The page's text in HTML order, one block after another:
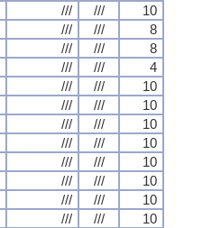
/// ///
10
/// ///
8
/// ///
8
/// ///
4
/// ///
10
/// ///
10
/// ///
10
/// ///
10
/// ///
10
/// ///
10
/// ///
10
/// ///
10